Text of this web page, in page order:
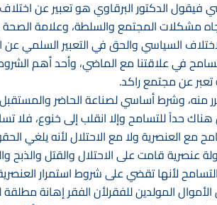
فيقول الدكتور البرقاوي هو تعبير عن
تجاه مشكلات المجتمع والسلطة، وعلامة
السياسي والحق في التعبير السلمي عن
في علاقتنا مع الماضي، وأحد أهم
تعبر عن مجتمع راكد.
منه، وشرط أساسي لصناعة الحاضر
حداً للتسامح وإلا انقلب إلى خنوع، فلا
مع العنصرية ولا مع الاحتلال لأنه يلغي
عنصرية قامت على الاحتلال والقتل والذبح
لأنها تقضي على شروط استمرار العنصرية
المولدين للفقرلأن الفقر إهانة مطلقة